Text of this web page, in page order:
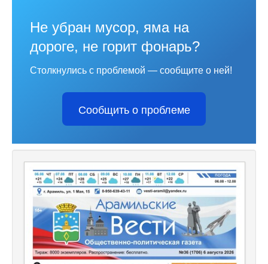
Не убран мусор, яма на
дороге, не горит фонарь?
Столкнулись с проблемой — сообщите о ней!
Сообщить о проблеме